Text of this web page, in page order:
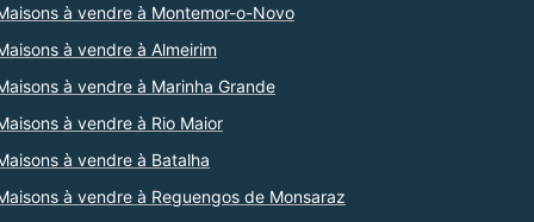
à vendre à Montemor-o-Novo
à vendre à Almeirim
à vendre à Marinha Grande
à vendre à Rio Maior
à vendre à Batalha
à vendre à Reguengos de Monsaraz